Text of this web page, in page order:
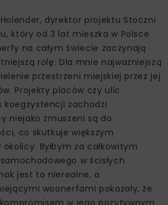
dyrektor projektu Stoczni
który od 3 lat mieszka w Polsce
na całym świecie zaczynają
rolę: Dla mnie najważniejszą
przestrzeni miejskiej przez jej
Projekty placów czy ulic
koegzystencji zachodzi
niejako zmuszeni są do
co skutkuje większym
Byłbym za całkowitym
w ścisłych
jest to nierealne, a
woonerfami pokazały, że
w jego pozytywnym